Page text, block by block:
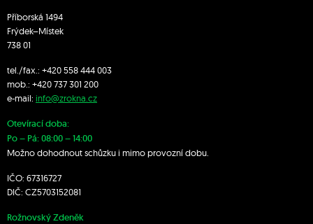
Příborská 1494
Frýdek–Místek
738 01
tel./fax.: +420 558 444 003
mob.: +420 737 301 200
e-mail: info@zrokna.cz
Otevírací doba:
Po – Pá: 08:00 – 14:00
Možno dohodnout schůzku i mimo provozní dobu.
IČO: 67316727
DIČ: CZ5703152081
Rožnovský Zdeněk